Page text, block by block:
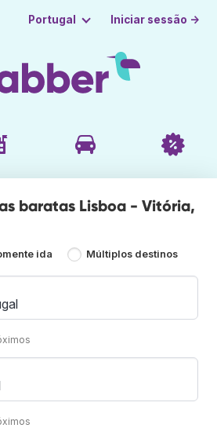
Portugal Iniciar sessão →
baratas Lisboa - Vitória,
ida Múltiplos destinos